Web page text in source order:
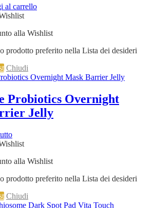
al carrello
prodotto preferito nella Lista dei desideri
Chiudi
Probiotics Overnight
Jelly
prodotto preferito nella Lista dei desideri
Chiudi